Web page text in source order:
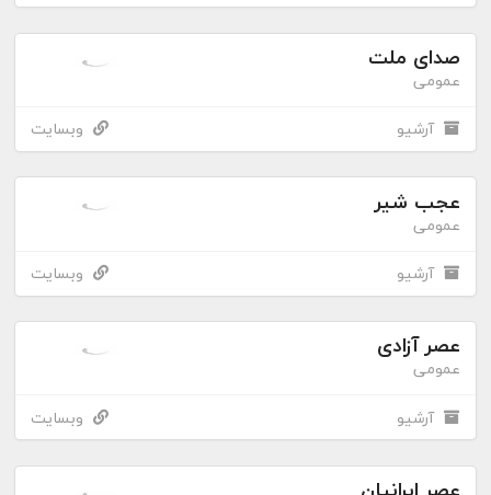
صدای ملت
عمومی
آرشیو
وبسایت
عجب شیر
عمومی
آرشیو
وبسایت
عصر آزادی
عمومی
آرشیو
وبسایت